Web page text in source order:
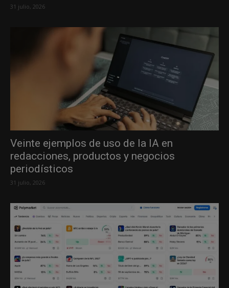
31 julio, 2026
Veinte ejemplos de uso de la IA en
redacciones, productos y negocios
periodísticos
31 julio, 2026